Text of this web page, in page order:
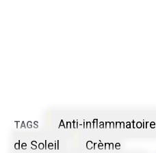
Étiquettes
Anti-inflammatoire
de Soleil
Crème